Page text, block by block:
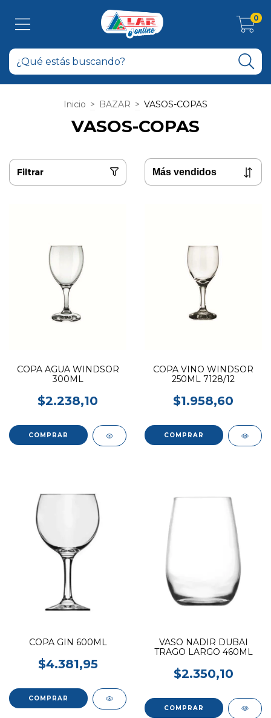
0
Inicio > BAZAR > VASOS-COPAS
VASOS-COPAS
Filtrar
COPA AGUA WINDSOR
300ML
$2.238,10
COPA VINO WINDSOR
250ML 7128/12
$1.958,60
COPA GIN 600ML
$4.381,95
VASO NADIR DUBAI
TRAGO LARGO 460ML
$2.350,10